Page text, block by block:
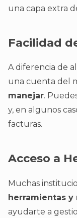
una capa extra
Facilidad
A diferencia de
una cuenta del
manejar.
y, en algunos
facturas.
Acceso a
Muchas
herramientas y
ayudarte a